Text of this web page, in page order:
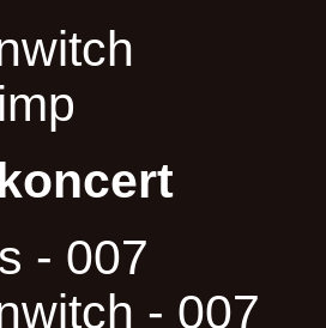
- 007
- 007